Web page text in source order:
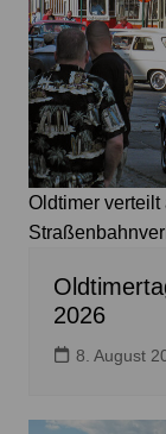
Oldtimer
2026
8. August